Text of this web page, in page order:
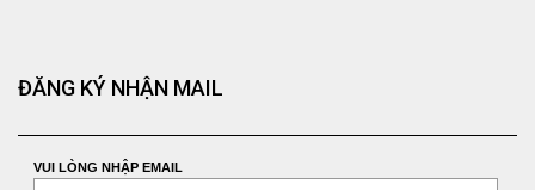
ĐĂNG KÝ NHẬN MAIL
VUI LÒNG NHẬP EMAIL